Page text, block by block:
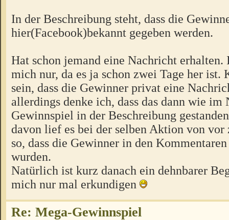
In der Beschreibung steht, dass die
hier(Facebook)bekannt gegeben werden.
Hat schon jemand eine Nachricht erhalten.
mich nur, da es ja schon zwei Tage her ist.
sein, dass die Gewinner privat eine
allerdings denke ich, dass das dann wie im
Gewinnspiel in der Beschreibung
davon lief es bei der selben Aktion von vor
so, dass die Gewinner in den
wurden.
Natürlich ist kurz danach ein dehnbarer
mich nur mal erkundigen
Re: Mega-Gewinnspiel